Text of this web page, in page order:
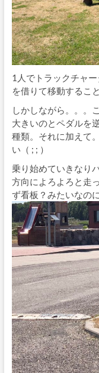
1人でトラックチャ
を借りて移動すること
しかしながら。。。
大きいのとペダルを
種類。それに加えて
い（ ; ; ）
乗り始めていきなり
方向によろよろと走
ず看板？みたいなの